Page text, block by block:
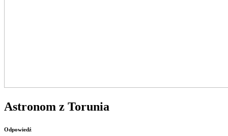
Astronom z Torunia
Odpowiedź